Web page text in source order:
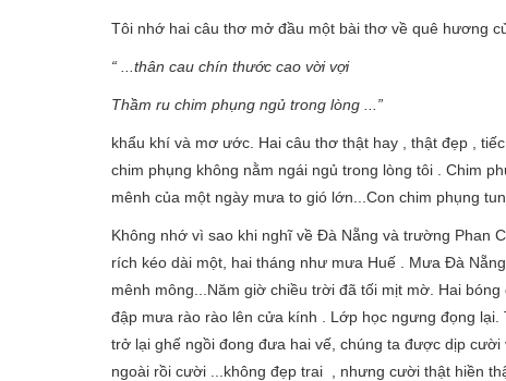
Tôi nhớ hai câu thơ mở đầu một bài thơ về quê hương
“ ...thân cau chín thước cao vời vợi
Thầm ru chim phụng ngủ trong lòng ...”
khẩu khí và mơ ước. Hai câu thơ thật hay , thật đẹp ,
chim phụng không nằm ngái ngủ trong lòng tôi . Chim
mênh của một ngày mưa to gió lớn...Con chim phụng
Không nhớ vì sao khi nghĩ về Đà Nẵng và trường Phan
rích kéo dài một, hai tháng như mưa Huế . Mưa Đà
mênh mông...Năm giờ chiều trời đã tối mịt mờ. Hai
đập mưa rào rào lên cửa kính . Lớp học ngưng đọng
trở lại ghế ngồi đong đưa hai vế, chúng ta được dịp
ngoài rồi cười ...không đẹp trai , nhưng cười thật hiền